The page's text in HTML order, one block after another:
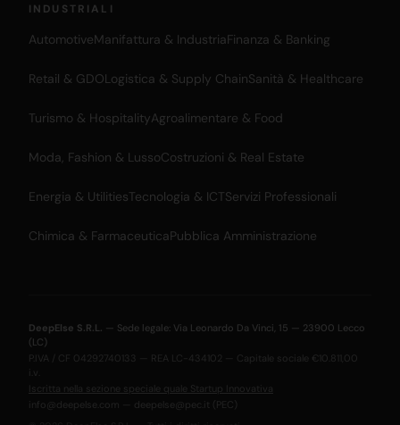
INDUSTRIALI
AutomotiveManifattura & IndustriaFinanza & Banking
Retail & GDOLogistica & Supply ChainSanità & Healthcare
Turismo & HospitalityAgroalimentare & Food
Moda, Fashion & LussoCostruzioni & Real Estate
Energia & UtilitiesTecnologia & ICTServizi Professionali
Chimica & FarmaceuticaPubblica Amministrazione
DeepElse S.R.L. — Sede legale: Via Leonardo Da Vinci, 15 — 23900 Lecco
(LC)
P.IVA / CF 04292740133 — REA LC-434102 — Capitale sociale €10.811,00
i.v.
Iscritta nella sezione speciale quale Startup Innovativa
info@deepelse.com
deepelse@pec.it
(PEC)